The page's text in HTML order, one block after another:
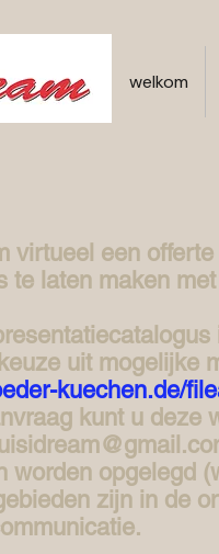
welkom
virtueel een
te laten maken
uit mogelijke
kuechen.de/
kunt u deze
worden opgelegd
zijn in de